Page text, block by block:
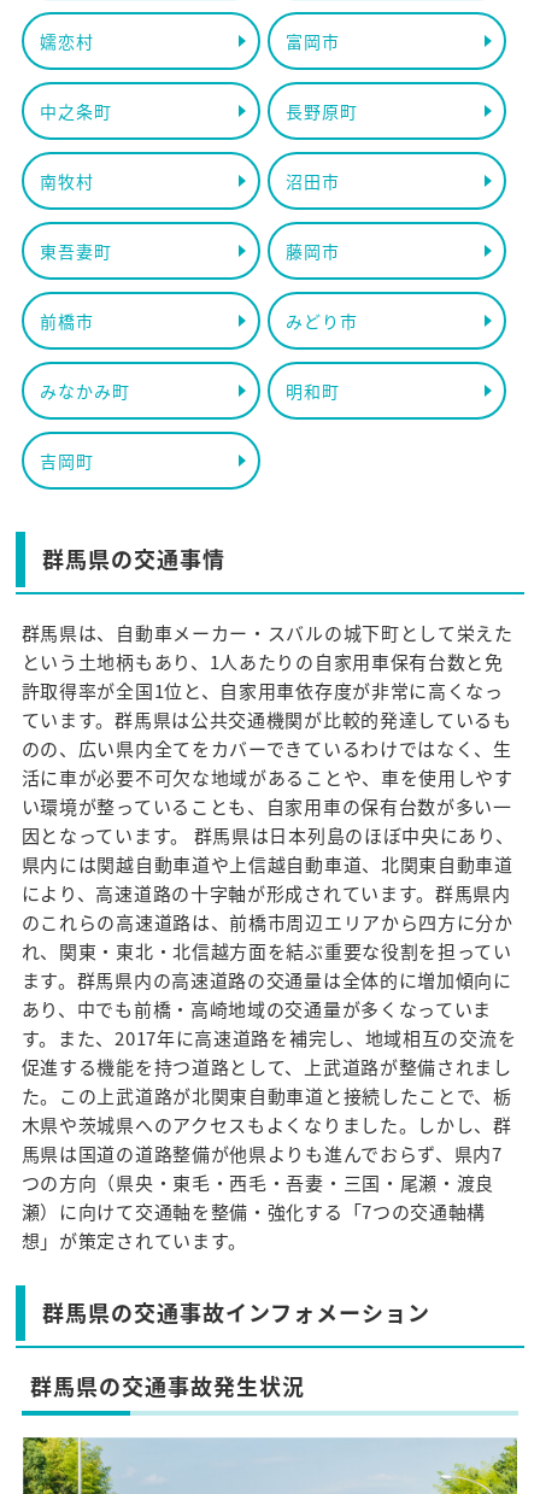
嬬恋村 富岡市
中之条町 長野原町
南牧村 沼田市
東吾妻町 藤岡市
前橋市 みどり市
みなかみ町 明和町
吉岡町
群馬県の交通事情
群馬県は、自動車メーカー・スバルの城下町として栄えた
という土地柄もあり、1人あたりの自家用車保有台数と免
許取得率が全国1位と、自家用車依存度が非常に高くなっ
ています。群馬県は公共交通機関が比較的発達しているも
のの、広い県内全てをカバーできているわけではなく、生
活に車が必要不可欠な地域があることや、車を使用しやす
い環境が整っていることも、自家用車の保有台数が多い一
因となっています。 群馬県は日本列島のほぼ中央にあり、
県内には関越自動車道や上信越自動車道、北関東自動車道
により、高速道路の十字軸が形成されています。群馬県内
のこれらの高速道路は、前橋市周辺エリアから四方に分か
れ、関東・東北・北信越方面を結ぶ重要な役割を担ってい
ます。群馬県内の高速道路の交通量は全体的に増加傾向に
あり、中でも前橋・高崎地域の交通量が多くなっていま
す。また、2017年に高速道路を補完し、地域相互の交流を
促進する機能を持つ道路として、上武道路が整備されまし
た。この上武道路が北関東自動車道と接続したことで、栃
木県や茨城県へのアクセスもよくなりました。しかし、群
馬県は国道の道路整備が他県よりも進んでおらず、県内7
つの方向（県央・東毛・西毛・吾妻・三国・尾瀬・渡良
瀬）に向けて交通軸を整備・強化する「7つの交通軸構
想」が策定されています。
群馬県の交通事故インフォメーション
群馬県の交通事故発生状況